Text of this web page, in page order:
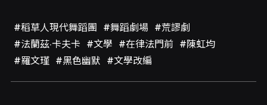
#稻草人現代舞蹈團 #舞蹈劇場 #荒謬劇
#法蘭茲·卡夫卡 #文學 #在律法門前 #陳虹均
#羅文瑾 #黑色幽默 #文學改編